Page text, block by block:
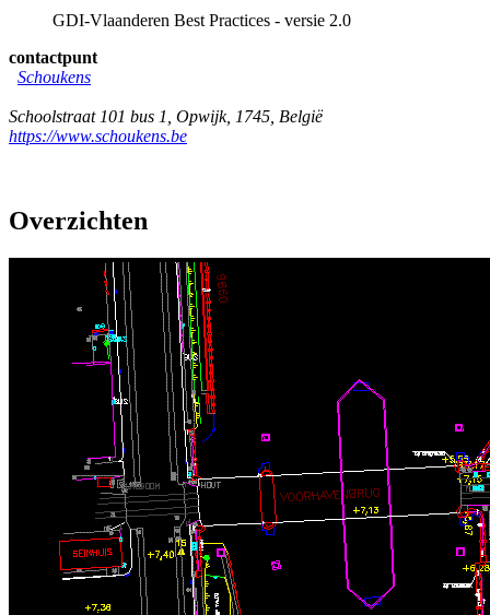
GDI-Vlaanderen Best Practices - versie 2.0
contactpunt
Schoukens
Schoolstraat 101 bus 1 Opwijk, 1745 België
https://www.schoukens.be
Overzichten